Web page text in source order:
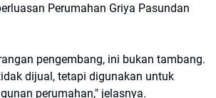
Perumahan Griya Pasundan
pengembang, ini bukan tambang.
dijual, tetapi digunakan untuk
perumahan," jelasnya.